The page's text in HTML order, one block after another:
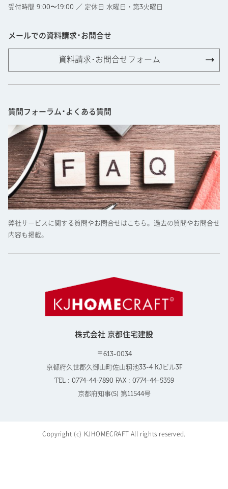
受付時間 9:00〜19:00 ／ 定休日 水曜日・第3火曜日
メールでの資料請求･お問合せ
資料請求･お問合せフォーム
質問フォーラム･よくある質問
弊社サービスに関する質問やお問合せはこちら。過去の質問やお問合せ
内容も掲載。
株式会社 京都住宅建設
〒613-0034
京都府久世郡久御山町佐山籾池33-4 KJビル3F
TEL : 0774-44-7890 FAX : 0774-44-5359
京都府知事(5) 第11544号
Copyright (c) KJHOMECRAFT All rights reserved.